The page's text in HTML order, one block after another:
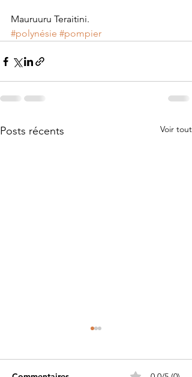
Mauruuru Teraitini.
#polynésie #pompier
Posts récents Voir tout